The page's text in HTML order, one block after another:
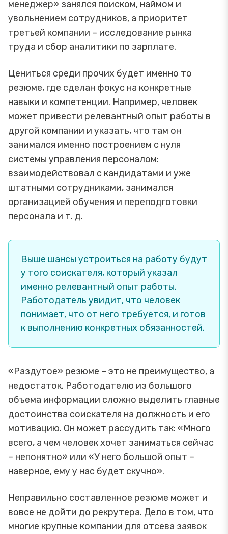
менеджер» занялся поиском, наймом и
увольнением сотрудников, а приоритет
третьей компании – исследование рынка
труда и сбор аналитики по зарплате.
Цениться среди прочих будет именно то
резюме, где сделан фокус на конкретные
навыки и компетенции. Например, человек
может привести релевантный опыт работы в
другой компании и указать, что там он
занимался именно построением с нуля
системы управления персоналом:
взаимодействовал с кандидатами и уже
штатными сотрудниками, занимался
организацией обучения и переподготовки
персонала и т. д.
Выше шансы устроиться на работу будут
у того соискателя, который указал
именно релевантный опыт работы.
Работодатель увидит, что человек
понимает, что от него требуется, и готов
к выполнению конкретных обязанностей.
«Раздутое» резюме – это не преимущество, а
недостаток. Работодателю из большого
объема информации сложно выделить главные
достоинства соискателя на должность и его
мотивацию. Он может рассудить так: «Много
всего, а чем человек хочет заниматься сейчас
– непонятно» или «У него большой опыт –
наверное, ему у нас будет скучно».
Неправильно составленное резюме может и
вовсе не дойти до рекрутера. Дело в том, что
многие крупные компании для отсева заявок